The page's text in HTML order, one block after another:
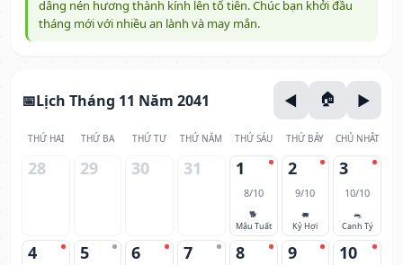
dâng nén hương thành kính lên tổ tiên. Chúc bạn khởi đầu
tháng mới với nhiều an lành và may mắn.
Lịch Tháng 11 Năm 2041
THỨ HAI THỨ BA THỨ TƯ THỨ NĂM THỨ SÁU THỨ BẢY CHỦ NHẬT
28 29 30 31 1
8/10
🐕
Mậu Tuất
2
9/10
🐖
Kỷ Hợi
3
10/10
🐀
Canh Tý
4 5 6 7 8 9 10